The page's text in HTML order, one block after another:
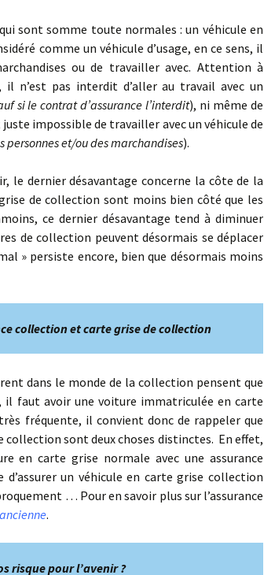
sont somme toute normales : un véhicule en
comme un véhicule d’usage, en ce sens, il
ou de travailler avec. Attention à
n’est pas interdit d’aller au travail avec un
si le contrat d’assurance l’interdit), ni même de
impossible de travailler avec un véhicule de
personnes et/ou des marchandises).
le dernier désavantage concerne la côte de la
de collection sont moins bien côté que les
ce dernier désavantage tend à diminuer
de collection peuvent désormais se déplacer
» persiste encore, bien que désormais moins
collection et carte grise de collection
le monde de la collection pensent que
il faut avoir une voiture immatriculée en carte
fréquente, il convient donc de rappeler que
collection sont deux choses distinctes. En effet,
en carte grise normale avec une assurance
un véhicule en carte grise collection
… Pour en savoir plus sur l’assurance
.
risque pour l’avenir ?